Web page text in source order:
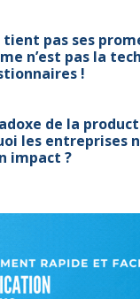
tient pas ses
n’est pas la
!
de la
les entreprises
impact ?